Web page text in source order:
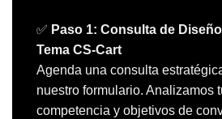
✅ Paso 1: Consulta de
Tema CS-Cart
Agenda una consulta
nuestro formulario. Analizamos
competencia y objetivos de